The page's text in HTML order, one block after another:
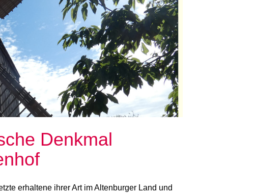
Denkmal
erhaltene ihrer Art im Altenburger Land und